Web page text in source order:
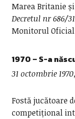
Marea Britanie și
Decretul nr 686/
Monitorul Oficial
1970 – S-a
31 octombrie
Fostă jucătoare
competițional